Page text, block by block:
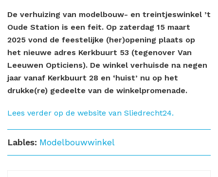
De verhuizing van modelbouw- en treintjeswinkel ’t
Oude Station is een feit. Op zaterdag 15 maart
2025 vond de feestelijke (her)opening plaats op
het nieuwe adres Kerkbuurt 53 (tegenover Van
Leeuwen Opticiens). De winkel verhuisde na negen
jaar vanaf Kerkbuurt 28 en ‘huist’ nu op het
drukke(re) gedeelte van de winkelpromenade.
Lees verder op de website van Sliedrecht24.
Lables: Modelbouwwinkel